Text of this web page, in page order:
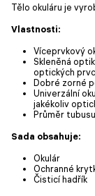
Tělo okuláru je
Vlastnosti:
Víceprvkový
Skleněná
optických
Dobré zorné
Univerzální
jakékoliv
Průměr
Sada obsahuje:
Okulár
Ochranné
Čisticí hadřík